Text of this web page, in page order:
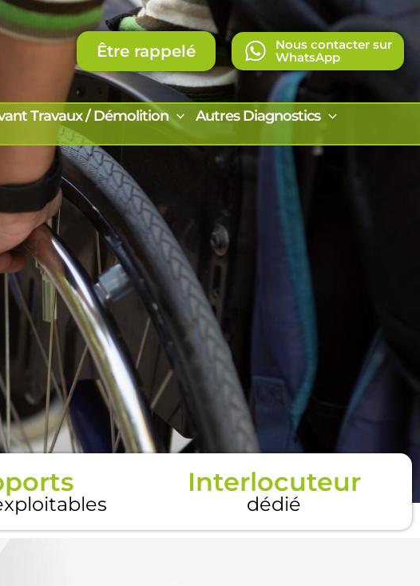
Être rappelé
Nous contacter sur
WhatsApp
Travaux / Démolition
Autres Diagnostics
Interlocuteur
dédié